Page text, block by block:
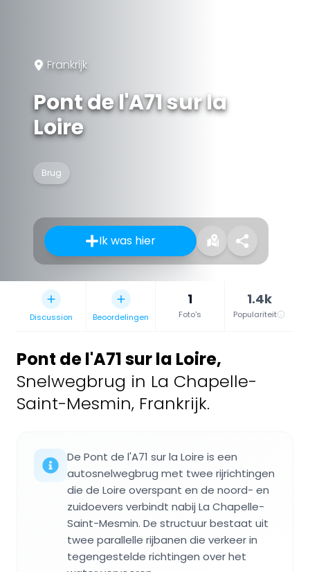
Frankrijk
Pont de l'A71 sur la
Loire
Brug
Ik was hier
Discussion Beoordelingen
1
Foto's
1.4k
Populariteit
Pont de l'A71 sur la Loire,
Snelwegbrug in La Chapelle-
Saint-Mesmin, Frankrijk.
De Pont de l'A71 sur la Loire is een
autosnelwegbrug met twee rijrichtingen
die de Loire overspant en de noord- en
zuidoevers verbindt nabij La Chapelle-
Saint-Mesmin. De structuur bestaat uit
twee parallelle rijbanen die verkeer in
tegengestelde richtingen over het